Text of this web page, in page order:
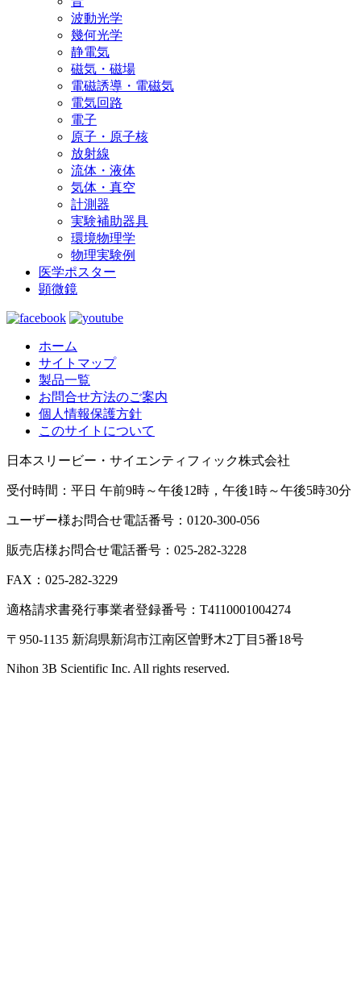
波動光学
幾何光学
静電気
磁気・磁場
電磁誘導・電磁気
電気回路
電子
原子・原子核
放射線
流体・液体
気体・真空
計測器
実験補助器具
環境物理学
物理実験例
医学ポスター
顕微鏡
ホーム
サイトマップ
製品一覧
お問合せ方法のご案内
個人情報保護方針
このサイトについて
日本スリービー・サイエンティフィック株式会社
受付時間：平日 午前9時～午後12時，午後1時～午後5時30分
ユーザー様お問合せ電話番号：0120-300-056
販売店様お問合せ電話番号：025-282-3228
FAX：025-282-3229
適格請求書発行事業者登録番号：T4110001004274
〒950-1135 新潟県新潟市江南区曽野木2丁目5番18号
Nihon 3B Scientific Inc. All rights reserved.